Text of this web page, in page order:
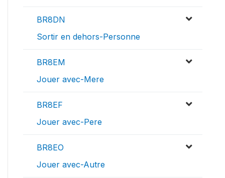
BR8DN
Sortir en dehors-Personne
BR8EM
Jouer avec-Mere
BR8EF
Jouer avec-Pere
BR8EO
Jouer avec-Autre